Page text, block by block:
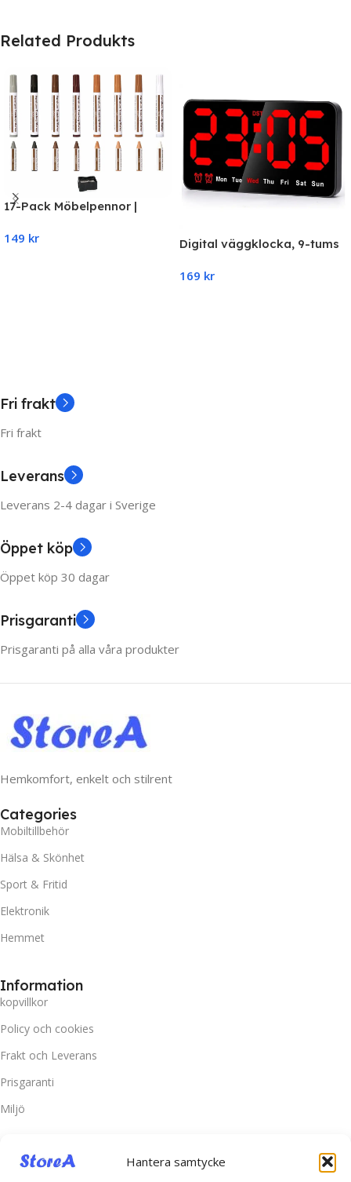
Hantera samtycke
Related Produkts
17-Pack Möbelpennor |
Vax för Träytor
149 kr
Digital väggklocka, 9-tums
siffror, 12/24-
169 kr
Fri frakt
Fri frakt
Leverans
Leverans 2-4 dagar i Sverige
Öppet köp
Öppet köp 30 dagar
Prisgaranti
Prisgaranti på alla våra produkter
Hemkomfort, enkelt och stilrent
Categories
Mobiltillbehör
Hälsa & Skönhet
Sport & Fritid
Elektronik
Hemmet
Information
kopvillkor
Policy och cookies
Frakt och Leverans
Prisgaranti
Miljö
Kundtjänst
Kontakta oss